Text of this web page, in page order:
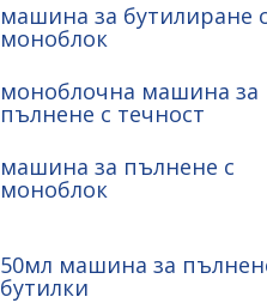
машина за бутилиране с
моноблок
моноблочна машина за
пълнене с течност
машина за пълнене с
моноблок
50мл машина за
бутилки